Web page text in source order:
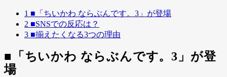
1 ■「ちいかわ ならぶんです。3」が登場
2 ■SNSでの反応は？
3 ■揃えたくなる3つの理由
■「ちいかわ ならぶんです。3」が登
場